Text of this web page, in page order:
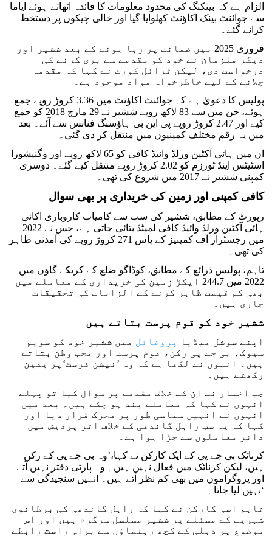
الزام ہے کہ بینکنگ کی محدود معلومات کا فائدہ اٹھاتے ہوئے ایاما
سے جوائنٹ بینک اکاؤنٹ کھلوایا گیا اور خالی چیکوں پر دستخط
کرائے گئے۔
فروری 2025 میں ضمانت پر رہا ہونے کے بعد ششیر اور
دیگر ملزمان نے خود کو مقدمے سے بری کرنے کی
درخواست دی، لیکن ٹرائل کورٹ نے کہا کہ مقدمہ
چلانے کے لیے خاطرخواہ مواد موجود ہے۔
پولیس کا دعویٰ ہے کہ جوائنٹ اکاؤنٹ میں 3.36 کروڑ روپے جمع
ہوئے، جن میں سے 83 لاکھ روپے ششیر نے 29 مارچ 2018 کو جمع
کیے اور 2.47 کروڑ روپے پی این بی ہاؤسنگ فنانس سے آئے۔ بعد
میں یہ رقم مختلف کمپنیوں میں منتقل کر دی گئی۔
ان میں ہائی آکٹین ورلڈ وائیڈ کافی کو 65 لاکھ روپے اور وگنیشورا
اسٹیٹس اینڈ ٹورزم کو 2.02 کروڑ روپے منتقل کیے گئے۔ دوسری
کمپنی ششیر نے 2017 میں شروع کی تھی۔
کافی کمپنی اور زمین کی خریداری پر بھی سوال
رپورٹ کے مطابق، ششیر کی سب سے کامیاب کاروباری اکائی
ہائی آکٹین ورلڈ وائیڈ کافی لمیٹڈ بتائی جاتی ہے، جس نے 2022
میں رجسٹرار آف کمپنیز کے پاس 271 کروڑ روپے کی آمدنی ظاہر
کی تھی۔
تاہم، پولیس ذرائع کے مطابق، کوڈاگو ضلع کے کریکے گاؤں میں
2022 میں 244.7 ایکڑ زمین کی خریداری کے معاملے میں
بھی کم قیمت ظاہر کرنے کے الزامات کی تحقیقات
جاری ہیں۔
ششیر خود کو قوم پرست بتاتے ہیں
اپنے سوشل میڈیا پروفائل میں ششیر خود کو سویم
سیوک، بی جے پی رکن، قوم پرست اور محب وطن بتاتے
ہیں۔ انہوں نے لکھا ہے کہ وہ ’نیشن فرسٹ‘پر یقین
رکھتے ہیں۔
جب اخبار نے ان کے خلاف مقدمے پر سوال کیا تو پہلے
انہوں نے کہا کہ معاملے بند ہو چکے ہیں۔ بعد میں
انہوں نے انہیں سیاسی طور پر محرک قرار دیا اور
کہا کہ یہ سب راہل گاندھی کے خلاف اتر پردیش میں
دائر معاملوں سے جڑا ہوا ہے۔
کرناٹک بی جے پی کے ایک کارکن نے کہا،’وہ بی جے پی کے رکن
ہیں، لیکن کرناٹک میں فعال نہیں ہیں۔ وہ پارٹی دفتر نہیں آتے
اور پروگراموں میں بھی کم نظر آتے ہیں۔ انہیں سنجیدگی سے
نہیں لیا جاتا۔‘
تاہم اسی کارکن نے کہا کہ راہل گاندھی کی برطانوی
شہریت کے مسئلے پر ششیر مسلسل سرگرم ہیں اور اس
موضوع پر دہلی کے کچھ رہنماؤں سے براہِ راست رابطے